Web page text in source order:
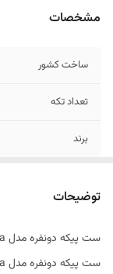
مشخصات
ساخت کشور
تعداد تکه
برند
سایز روبالشی
توضیحات
ست پیکه دونفره مدل Tziana برند شاهسر ترک
ست پیکه دونفره مدل Tziana از برند معتبر